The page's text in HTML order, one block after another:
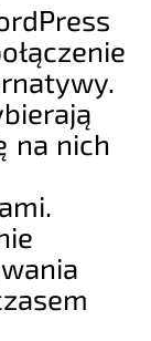
na nich